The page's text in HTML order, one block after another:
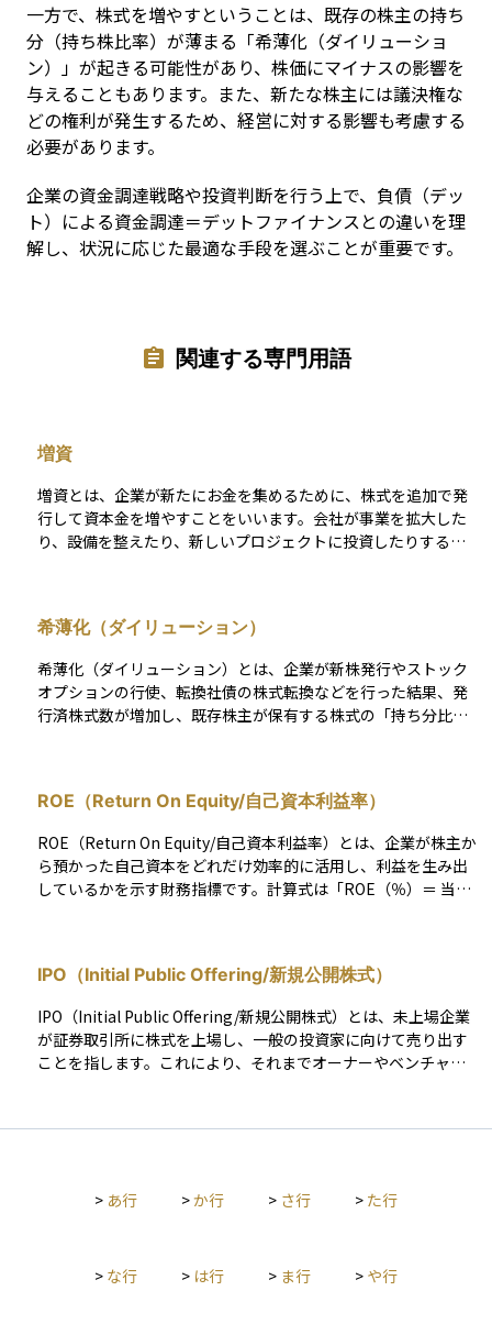
一方で、株式を増やすということは、既存の株主の持ち
分（持ち株比率）が薄まる「希薄化（ダイリューショ
ン）」が起きる可能性があり、株価にマイナスの影響を
与えることもあります。また、新たな株主には議決権な
どの権利が発生するため、経営に対する影響も考慮する
必要があります。
企業の資金調達戦略や投資判断を行う上で、負債（デッ
ト）による資金調達＝デットファイナンスとの違いを理
解し、状況に応じた最適な手段を選ぶことが重要です。
関連する専門用語
増資
増資とは、企業が新たにお金を集めるために、株式を追加で発
行して資本金を増やすことをいいます。会社が事業を拡大した
り、設備を整えたり、新しいプロジェクトに投資したりする際
行われると株式の数が増えるため、もともとの株主の持ち株比
率が下がってしまうことがあり、これを「希薄化」といいま
す。投資家にとっては、会社の成長につながる前向きな増資か
どうかを見極めることが大切です。
希薄化（ダイリューション）
希薄化（ダイリューション）とは、企業が新株発行やストック
オプションの行使、転換社債の株式転換などを行った結果、発
行済株式数が増加し、既存株主が保有する株式の「持ち分比
10％を保有していた株主の持株比率はおよそ9.1％へ下がりま
す。この比率低下だけでなく、利益や純資産が同じまま株数だ
け増えるため、１株当たり利益（EPS）や１株当たり純資産（B
PS）も薄まる点が既存株主にとっての実質的な影響です。 希薄
化は、資金調達やM&A対価の支払いなど経営上の目的で避けら
株・いくらで」発行するかで大きく変わります。発行株数が多
い、あるいは発行価格が市場より著しく低い場合は希薄化が急
激に進みやすいです。 資金使途とリターン 調達資金が成長投資
や財務改善に使われ、中長期で収益拡大が見込めるなら、希薄
化を上回る株価上昇につながる可能性があります。逆に、明確
ど、まだ株式化していない潜在株式も将来の希薄化要因です。
を抑えるオーバーハング要因になります。 まとめると、希薄化
ROE（Return On Equity/自己資本利益率）
ROE（Return On Equity/自己資本利益率）とは、企業が株主か
ら預かった自己資本をどれだけ効率的に活用し、利益を生み出
しているかを示す財務指標です。計算式は「ROE（％）＝ 当期
げていると判断され、投資家にとって魅力的な企業と見なされ
やすくなります。ただし、自己資本を減らしてROEを意図的に
高める手法もあるため、借入依存度（財務レバレッジ）とのバ
ランスも考慮する必要があります。長期投資の際は、ROEの推
移や業界平均と比較し、持続的な成長が可能かを見極めること
00。ROE（自己資本利益率）は、投資家が投下した資本に対
し、企業がどれだけの利益を上げているかを表す重要な財務指
IPO（Initial Public Offering/新規公開株式）
IPO（Initial Public Offering/新規公開株式）とは、未上場企業
が証券取引所に株式を上場し、一般の投資家に向けて売り出す
ことを指します。これにより、それまでオーナーやベンチャー
ってIPOは、成長資金を調達するだけでなく、知名度や信用力
のストックオプション制度の活用が可能になるといったメリッ
られます。 IPOのプロセスは、主幹事証券の選定、証券取引所
> あ行 >か行 > さ行 > た行
> な行 > は行 > ま行 > や行